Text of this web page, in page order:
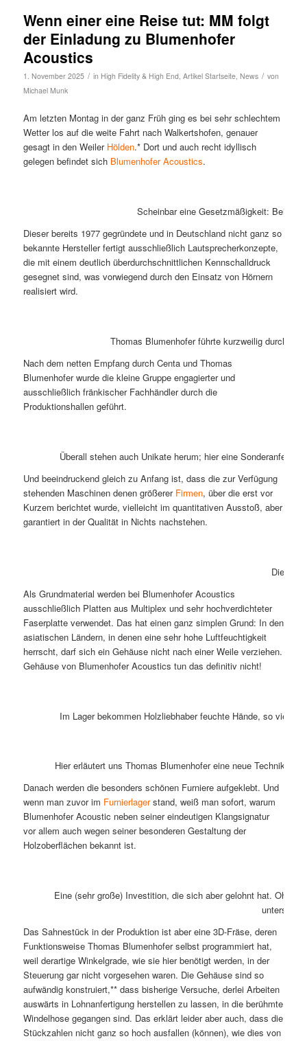
Wenn einer eine Reise tut: MM folgt
der Einladung zu Blumenhofer
Acoustics
1. November 2025 / in High Fidelity & High End, Artikel Startseite, News / von
Michael Munk
Am letzten Montag in der ganz Früh ging es bei sehr schlechtem
Wetter los auf die weite Fahrt nach Walkertshofen, genauer
gesagt in den Weiler Hölden.* Dort und auch recht idyllisch
gelegen befindet sich Blumenhofer Acoustics.
Scheinbar eine Gesetzmäßigkeit: Bei
Dieser bereits 1977 gegründete und in Deutschland nicht ganz so
bekannte Hersteller fertigt ausschließlich Lautsprecherkonzepte,
die mit einem deutlich überdurchschnittlichen Kennschalldruck
gesegnet sind, was vorwiegend durch den Einsatz von Hörnern
realisiert wird.
Thomas Blumenhofer führte kurzweilig durch
Nach dem netten Empfang durch Centa und Thomas
Blumenhofer wurde die kleine Gruppe engagierter und
ausschließlich fränkischer Fachhändler durch die
Produktionshallen geführt.
Überall stehen auch Unikate herum; hier eine
Und beeindruckend gleich zu Anfang ist, dass die zur Verfügung
stehenden Maschinen denen größerer Firmen, über die erst vor
Kurzem berichtet wurde, vielleicht im quantitativen Ausstoß, aber
garantiert in der Qualität in Nichts nachstehen.
Dieser
Als Grundmaterial werden bei Blumenhofer Acoustics
ausschließlich Platten aus Multiplex und sehr hochverdichteter
Faserplatte verwendet. Das hat einen ganz simplen Grund: In den
asiatischen Ländern, in denen eine sehr hohe Luftfeuchtigkeit
herrscht, darf sich ein Gehäuse nicht nach einer Weile verziehen.
Gehäuse von Blumenhofer Acoustics tun das definitiv nicht!
Im Lager bekommen Holzliebhaber feuchte Hände, so viele
Hier erläutert uns Thomas Blumenhofer eine neue Technik
Danach werden die besonders schönen Furniere aufgeklebt. Und
wenn man zuvor im Furnierlagerstand, weiß man sofort, warum
Blumenhofer Acoustic neben seiner eindeutigen Klangsignatur
vor allem auch wegen seiner besonderen Gestaltung der
Holzoberflächen bekannt ist.
Eine (sehr große) Investition, die sich aber gelohnt hat. Ohne
Das Sahnestück in der Produktion ist aber eine 3D-Fräse, deren
Funktionsweise Thomas Blumenhofer selbst programmiert hat,
weil derartige Winkelgrade, wie sie hier benötigt werden, in der
Steuerung gar nicht vorgesehen waren. Die Gehäuse sind so
aufwändig konstruiert,** dass bisherige Versuche, derlei Arbeiten
auswärts in Lohnanfertigung herstellen zu lassen, in die berühmte
Windelhose gegangen sind. Das erklärt leider aber auch, dass die
Stückzahlen nicht ganz so hoch ausfallen (können), wie dies von